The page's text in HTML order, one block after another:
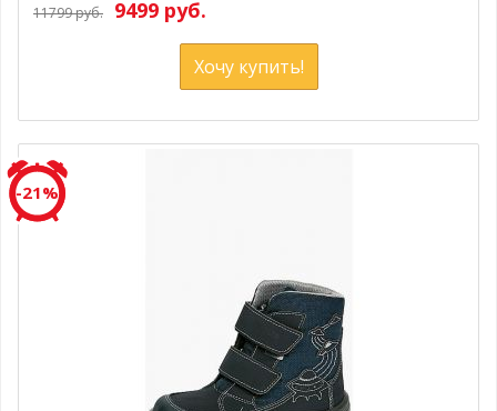
11799 руб. 9499 руб.
Хочу купить!
-21%